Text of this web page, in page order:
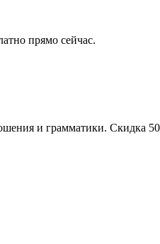
прямо сейчас.
и грамматики. Скидка